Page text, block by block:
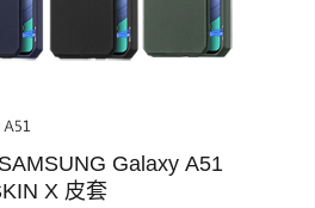
Galaxy A51
X 皮套